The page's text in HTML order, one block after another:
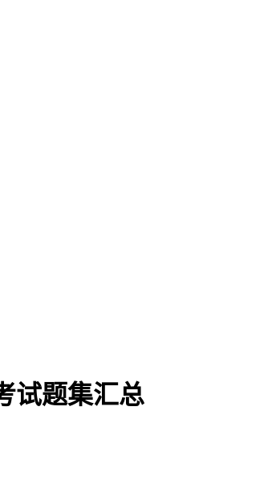
试题集汇总